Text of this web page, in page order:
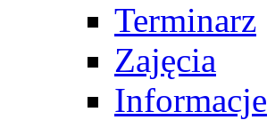
Terminarz
Zajęcia
Informacje